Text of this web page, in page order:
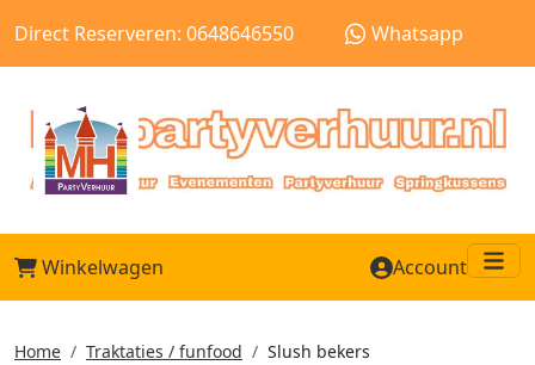
Direct Reserveren: 0648646550 Whatsapp
Winkelwagen Account
Home Traktaties / funfood
Slush bekers